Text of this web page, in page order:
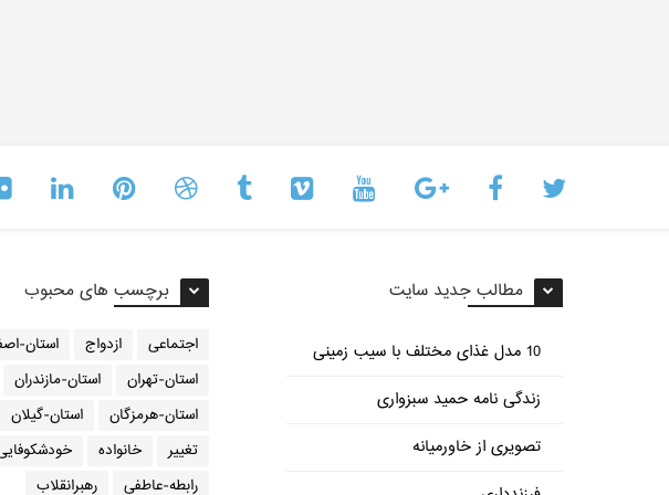
برچسب های محبوب
اجتماعی ازدواج
استان-
استان-تهران
استان-مازندران
استان-هرمزگان
استان-گیلان
تغییر
خانواده
رابطه-عاطفی
رهبرانقلاب
مطالب جدید سایت
10 مدل غذای مختلف با سیب زمینی
زندگی نامه حمید سبزواری
تصویری از خاورمیانه